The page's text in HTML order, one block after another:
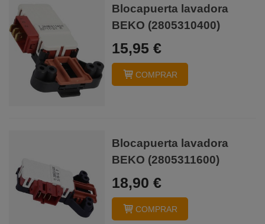
Blocapuerta lavadora
BEKO (2805310400)
15,95 €
COMPRAR
Blocapuerta lavadora
BEKO (2805311600)
18,90 €
COMPRAR